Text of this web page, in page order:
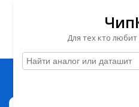
Перейти
содержимому
Для тех кто